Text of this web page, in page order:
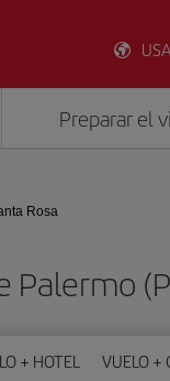
Preparar el
Rosa
+ HOTEL VUELO +